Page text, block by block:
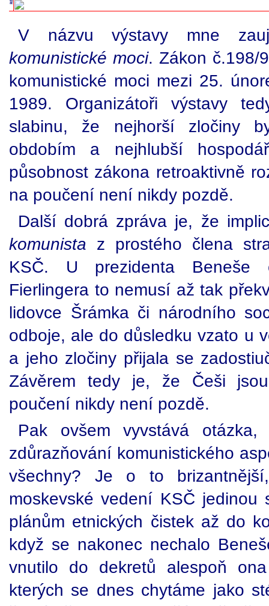
V názvu výstavy mne
komunistické moci. Zákon č.198/
komunistické moci mezi 25.
1989. Organizátoři výstavy
slabinu, že nejhorší zločiny
obdobím a nejhlubší
působnost zákona retroaktivně
na poučení není nikdy pozdě.
Další dobrá zpráva je, že
komunista z prostého člena
KSČ. U prezidenta Beneše
Fierlingera to nemusí až tak
lidovce Šrámka či národního
odboje, ale do důsledku vzato u
a jeho zločiny přijala se
Závěrem tedy je, že Češi
poučení nikdy není pozdě.
Pak ovšem vyvstává
zdůrazňování komunistického
všechny? Je o to
moskevské vedení KSČ jedinou
plánům etnických čistek až do
když se nakonec nechalo
vnutilo do dekretů alespoň
kterých se dnes chytáme jako